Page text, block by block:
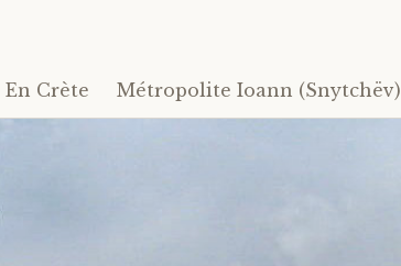
En Crète Métropolite Ioann (Snytchëv)